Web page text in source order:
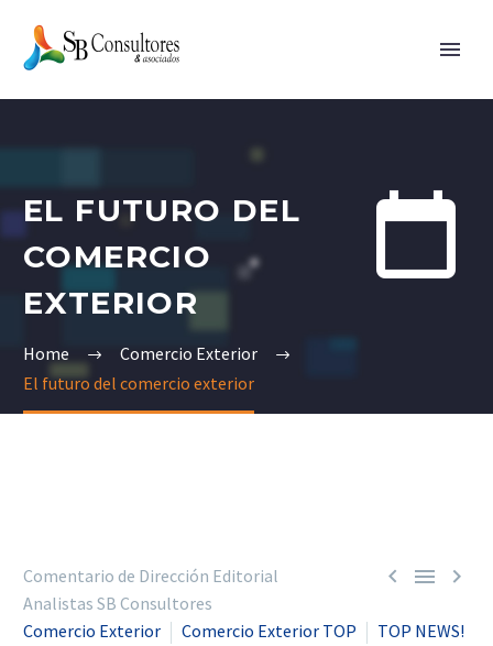


EL FUTURO DEL
COMERCIO
EXTERIOR
Home
Comercio Exterior
El futuro del comercio exterior
  
Comentario de Dirección Editorial
Analistas SB Consultores
Comercio Exterior
Comercio Exterior TOP
TOP NEWS!